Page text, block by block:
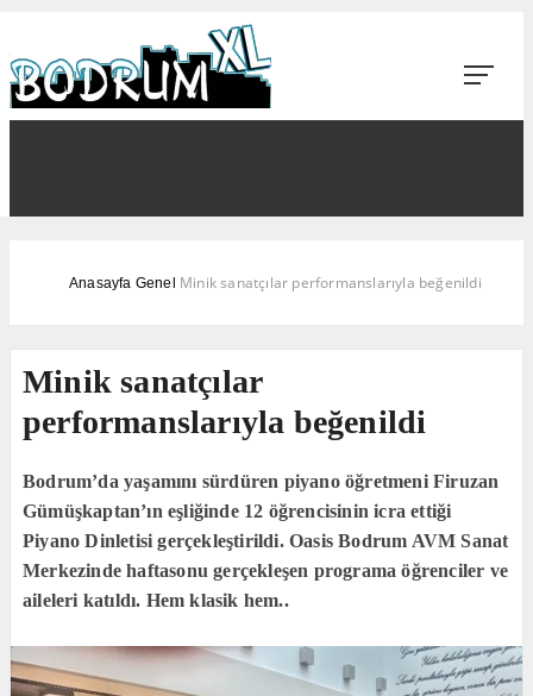
Anasayfa Genel Minik sanatçılar performanslarıyla beğenildi
Minik sanatçılar
performanslarıyla beğenildi
Bodrum’da yaşamını sürdüren piyano öğretmeni Firuzan
Gümüşkaptan’ın eşliğinde 12 öğrencisinin icra ettiği
Piyano Dinletisi gerçekleştirildi. Oasis Bodrum AVM Sanat
Merkezinde haftasonu gerçekleşen programa öğrenciler ve
aileleri katıldı. Hem klasik hem..